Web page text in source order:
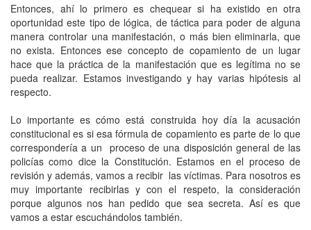
Entonces, ahí lo primero es chequear si ha existido en otra
oportunidad este tipo de lógica, de táctica para poder de alguna
manera controlar una manifestación, o más bien eliminarla, que
no exista. Entonces ese concepto de copamiento de un lugar
hace que la práctica de la manifestación que es legítima no se
pueda realizar. Estamos investigando y hay varias hipótesis al
respecto.
Lo importante es cómo está construida hoy día la acusación
constitucional es si esa fórmula de copamiento es parte de lo que
correspondería a un proceso de una disposición general de las
policías como dice la Constitución. Estamos en el proceso de
revisión y además, vamos a recibir las víctimas. Para nosotros es
muy importante recibirlas y con el respeto, la consideración
porque algunos nos han pedido que sea secreta. Así es que
vamos a estar escuchándolos también.